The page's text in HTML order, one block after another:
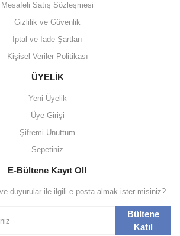
Mesafeli Satış Sözleşmesi
Gizlilik ve Güvenlik
İptal ve İade Şartları
Kişisel Veriler Politikası
ÜYELİK
Yeni Üyelik
Üye Girişi
Şifremi Unuttum
Sepetiniz
E-Bültene Kayıt Ol!
duyurular ile ilgili e-posta almak ister misiniz?
Bültene
Katıl